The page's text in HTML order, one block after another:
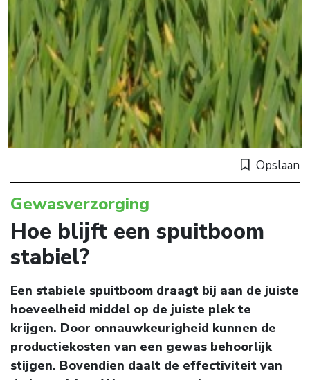
Opslaan
Gewasverzorging
Hoe blijft een spuitboom
stabiel?
Een stabiele spuitboom draagt bij aan de juiste
hoeveelheid middel op de juiste plek te
krijgen. Door onnauwkeurigheid kunnen de
productiekosten van een gewas behoorlijk
stijgen. Bovendien daalt de effectiviteit van